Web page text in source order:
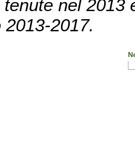
nel 2013
2017.